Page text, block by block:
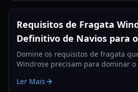
Requisitos de Fragata
Definitivo de Navios para
Domine os requisitos de fragata
Windrose precisam para dominar o
de defesa e táticas para 2026.
Ler Mais